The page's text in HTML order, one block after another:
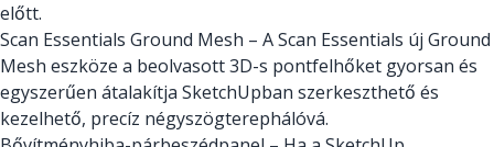
előtt.
Scan Essentials Ground Mesh – A Scan Essentials új Ground
Mesh eszköze a beolvasott 3D-s pontfelhőket gyorsan és
egyszerűen átalakítja SketchUpban szerkeszthető és
kezelhető, precíz négyszögterephálóvá.